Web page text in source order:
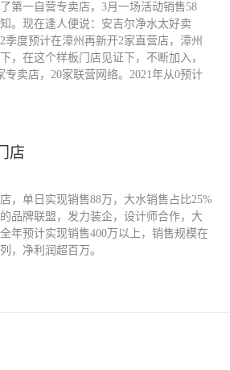
第一自营专卖店，3月一场活动销售58
。现在逢人便说：安吉尔净水太好卖
季度预计在漳州再新开2家直营店，漳州
，在这个样板门店见证下，不断加入，
专卖店，20家联营网络。2021年从0预计
店
，单日实现销售88万，大水销售占比25%
品牌联盟，发力装企，设计师合作，大
年预计实现销售400万以上，销售规模在
，净利润超百万。